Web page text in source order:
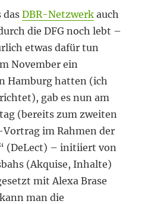
dasDBR-Netzwerk auch
die DFG noch lebt –
etwas dafür tun
November ein
Hamburg hatten (ich
gab es nun am
(bereits zum zweiten
im Rahmen der
(DeLect) – initiiert von
(Akquise, Inhalte)
mit Alexa Brase
kann man die